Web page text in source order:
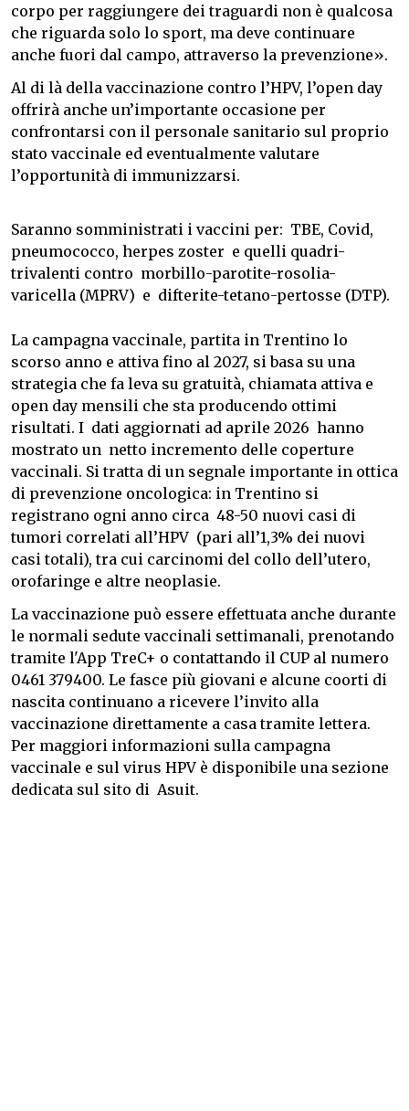
corpo per raggiungere dei traguardi non è qualcosa
che riguarda solo lo sport, ma deve continuare
anche fuori dal campo, attraverso la prevenzione».
Al di là della vaccinazione contro l’HPV, l’open day
offrirà anche un’importante occasione per
confrontarsi con il personale sanitario sul proprio
stato vaccinale ed eventualmente valutare
l’opportunità di immunizzarsi.
Saranno somministrati i vaccini per: TBE, Covid,
pneumococco, herpes zoster e quelli quadri-
trivalenti contro morbillo-parotite-rosolia-
varicella (MPRV) e difterite-tetano-pertosse (DTP).
La campagna vaccinale, partita in Trentino lo
scorso anno e attiva fino al 2027, si basa su una
strategia che fa leva su gratuità, chiamata attiva e
open day mensili che sta producendo ottimi
risultati. I dati aggiornati ad aprile 2026 hanno
mostrato un netto incremento delle coperture
vaccinali. Si tratta di un segnale importante in ottica
di prevenzione oncologica: in Trentino si
registrano ogni anno circa 48-50 nuovi casi di
tumori correlati all’HPV (pari all’1,3% dei nuovi
casi totali), tra cui carcinomi del collo dell’utero,
orofaringe e altre neoplasie.
La vaccinazione può essere effettuata anche durante
le normali sedute vaccinali settimanali, prenotando
tramite l'App TreC+ o contattando il CUP al numero
0461 379400. Le fasce più giovani e alcune coorti di
nascita continuano a ricevere l’invito alla
vaccinazione direttamente a casa tramite lettera.
Per maggiori informazioni sulla campagna
vaccinale e sul virus HPV è disponibile una sezione
dedicata sul sito di Asuit.